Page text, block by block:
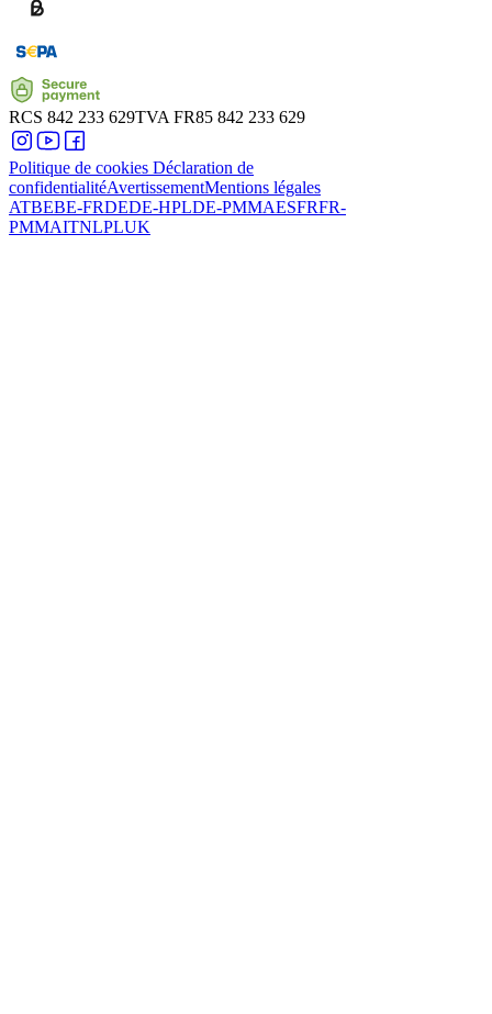
RCS 842 233 629TVA FR85 842 233 629
Politique de cookies Déclaration de
confidentialitéAvertissementMentions légales
ATBEBE-FRDEDE-HPLDE-PMMAESFRFR-
PMMAITNLPLUK